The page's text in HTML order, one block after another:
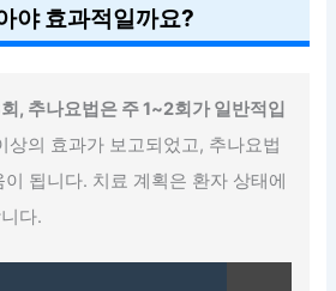
야 효과적일까요?
, 추나요법은 주 1~2회가 일반적입
상의 효과가 보고되었고, 추나요법
됩니다. 치료 계획은 환자 상태에
다.